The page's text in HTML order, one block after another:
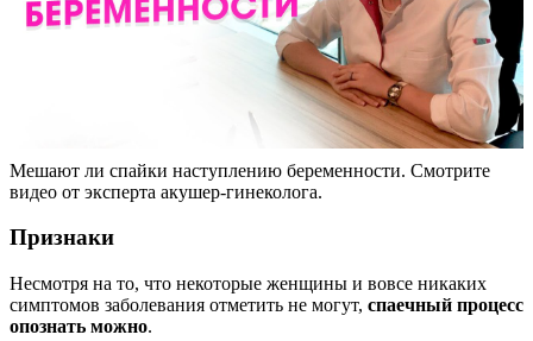
Мешают ли спайки наступлению беременности. Смотрите
видео от эксперта акушер-гинеколога.
Признаки
Несмотря на то, что некоторые женщины и вовсе никаких
симптомов заболевания отметить не могут, спаечный процесс
опознать можно.